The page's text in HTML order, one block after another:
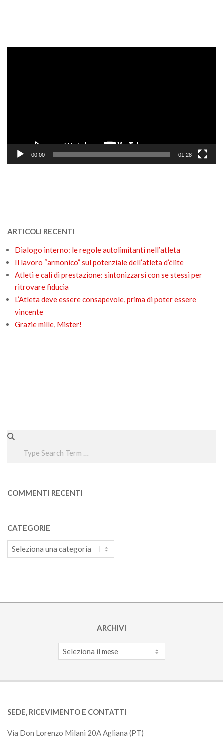
00:00 01:28
ARTICOLI RECENTI
Dialogo interno: le regole autolimitanti nell’atleta
Il lavoro “armonico” sul potenziale dell’atleta d’élite
Atleti e cali di prestazione: sintonizzarsi con se stessi per
ritrovare fiducia
L’Atleta deve essere consapevole, prima di poter essere
vincente
Grazie mille, Mister!
Search
COMMENTI RECENTI
CATEGORIE
Categorie
ARCHIVI
Archivi
SEDE, RICEVIMENTO E CONTATTI
Via Don Lorenzo Milani 20A Agliana (PT)